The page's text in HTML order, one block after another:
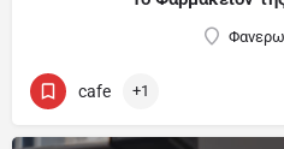
cafe +1